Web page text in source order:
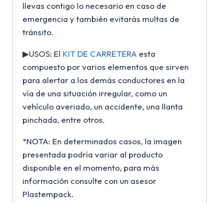
llevas contigo lo necesario en caso de
emergencia y también evitarás multas de
tránsito.
▶USOS: El KIT DE CARRETERA esta
compuesto por varios elementos que sirven
para alertar a los demás conductores en la
vía de una situación irregular, como un
vehículo averiado, un accidente, una llanta
pinchada, entre otros.
*NOTA: En determinados casos, la imagen
presentada podría variar al producto
disponible en el momento, para más
información consulte con un asesor
Plastempack.